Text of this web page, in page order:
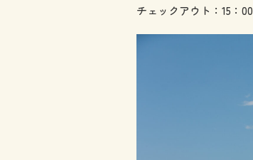
チェックアウト：15：00